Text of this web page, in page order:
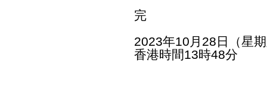
完
2023年10月28日（星
香港時間13時48分